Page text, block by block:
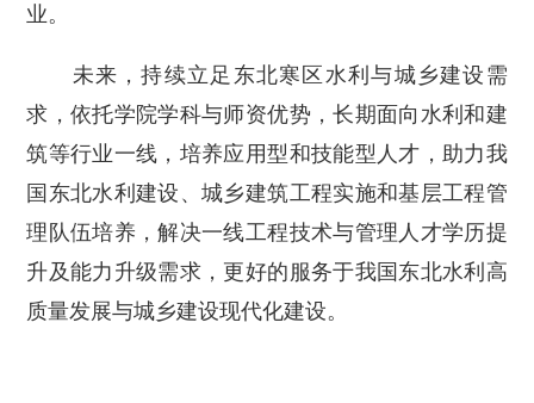
业。
未来，持续立足东北寒区水利与城乡建设需
求，依托学院学科与师资优势，长期面向水利和建
筑等行业一线，培养应用型和技能型人才，助力我
国东北水利建设、城乡建筑工程实施和基层工程管
理队伍培养，解决一线工程技术与管理人才学历提
升及能力升级需求，更好的服务于我国东北水利高
质量发展与城乡建设现代化建设。